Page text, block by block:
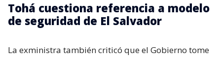
Tohá cuestiona referencia a modelo
de seguridad de El Salvador
La exministra también criticó que el Gobierno tome